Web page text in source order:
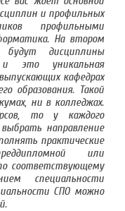
и профильных
профильными
На втором
будут дисциплины
и это уникальная
кафедрах
образования. Такой
ни в колледжах.
то у каждого
направление
практические
или
соответствующему
специальности
СПО можно